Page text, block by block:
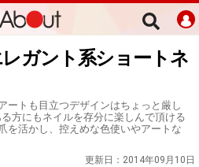
ガント系ショートネ
ートも目立つデザインはちょっと厳し
方にもネイルを存分に楽しんで頂ける
を活かし、控えめな色使いやアートな
更新日： 2014年09月10日